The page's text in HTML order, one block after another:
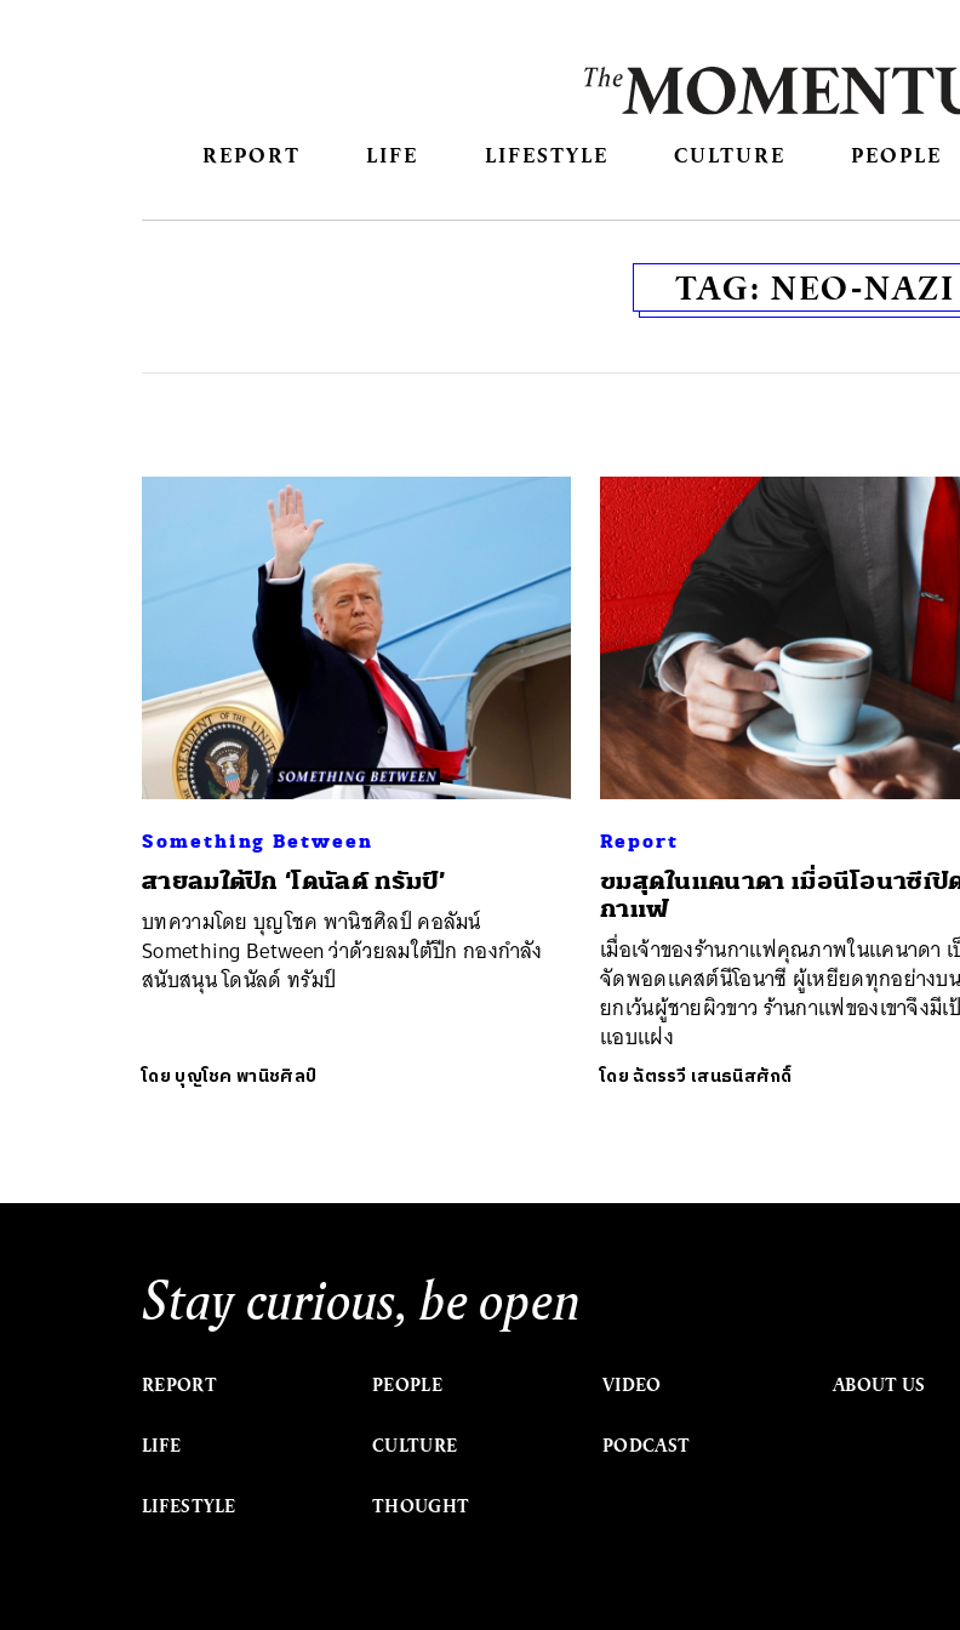
REPORT LIFE LIFESTYLE CULTURE PEOPLE
TAG: NEO-NAZI
Something Between
สายลมใต้ปีก ‘โดนัลด์ ทรัมป์’
บทความโดย บุญโชค พานิชศิลป์ คอลัมน์
Something Between ว่าด้วยลมใต้ปีก กองกำลัง
สนับสนุน โดนัลด์ ทรัมป์
โดย บุญโชค พานิชศิลป์
Report
ขมสุดในแคนาดา เมื่อนีโอนาซีเปิ
กาแฟ
เมื่อเจ้าของร้านกาแฟคุณภาพในแคนาดา
จัดพอดแคสต์นีโอนาซี ผู้เหยียดทุกอย่างบ
ยกเว้นผู้ชายผิวขาว ร้านกาแฟของเขาจึงมีเ
แอบแฝง
โดยฉัตรรวี เสนธนิสศักดิ์
Stay curious, be open
REPORT
LIFE
LIFESTYLE
PEOPLE
CULTURE
THOUGHT
VIDEO
PODCAST
ABOUT US
SHARE TWEET LINE